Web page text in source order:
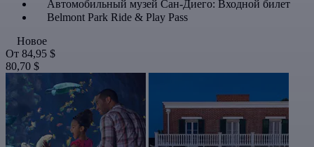
Автомобильный музей Сан-Диего: Входной билет
Belmont Park Ride & Play Pass
Новое
От 84,95 $
80,70 $